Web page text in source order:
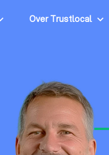
Over Trustlocal